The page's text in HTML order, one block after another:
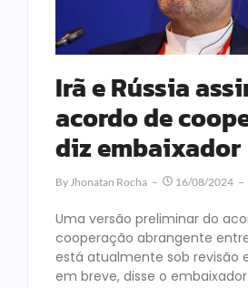
Irã e Rússia
acordo de
diz embaixador
ByJhonatan Rocha 16/08/2024
Uma versão preliminar do
cooperação abrangente
está atualmente sob revisão
em breve, disse o